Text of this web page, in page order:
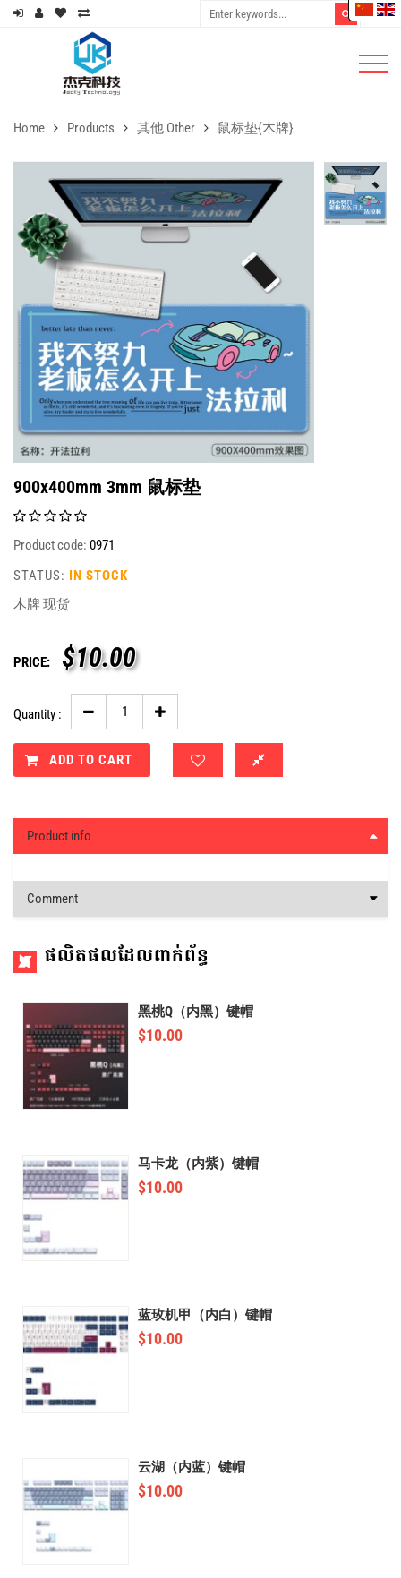
Home Products 其他 Other 鼠标垫{木牌}
900x400mm 3mm 鼠标垫
Product code: 0971
STATUS:
IN STOCK
木牌 现货
PRICE: $10.00
Quantity :
ADD TO CART
Product info
Comment
ផលិតផលដែលពាក់ព័ន្ធ
黑桃Q（内黑）键帽
$10.00
马卡龙（内紫）键帽
$10.00
蓝玫机甲（内白）键帽
$10.00
云湖（内蓝）键帽
$10.00